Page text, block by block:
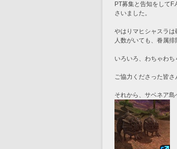
PT募集と告知をして
さいました。
やはりマヒシャスラ
人数がいても、眷属排
いろいろ、わちゃわ
ご協力くださった皆
それから、サベネア島